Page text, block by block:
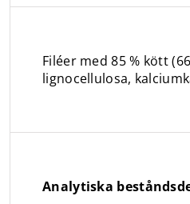
Filéer med 85 % kött
lignocellulosa,
Analytiska